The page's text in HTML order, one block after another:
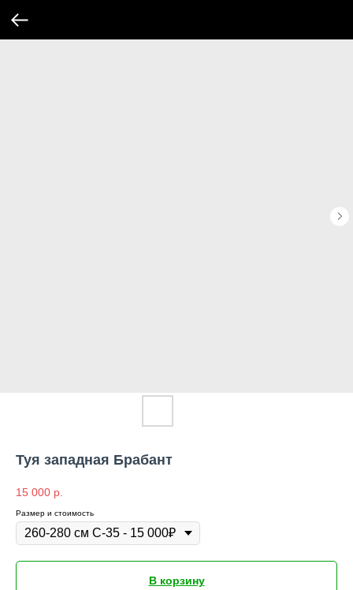
Туя западная Брабант
15 000 р.
Размер и стоимость
В корзину